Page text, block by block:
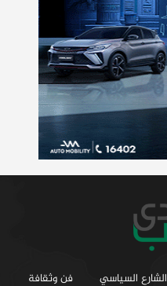
الشارع السياسي فن وثقافة